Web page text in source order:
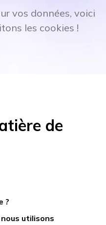
vos données, voici
les cookies !
de
?
utilisons